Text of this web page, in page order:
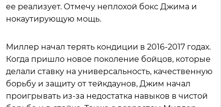
ее реализует. Отмечу неплохой бокс Джима и
нокаутирующую мощь.
Миллер начал терять кондиции в 2016-2017 годах.
Когда пришло новое поколение бойцов, которые
делали ставку на универсальность, качественную
борьбу и защиту от тейкдаунов, Джим начал
проигрывать из-за недостатка навыков в чистой